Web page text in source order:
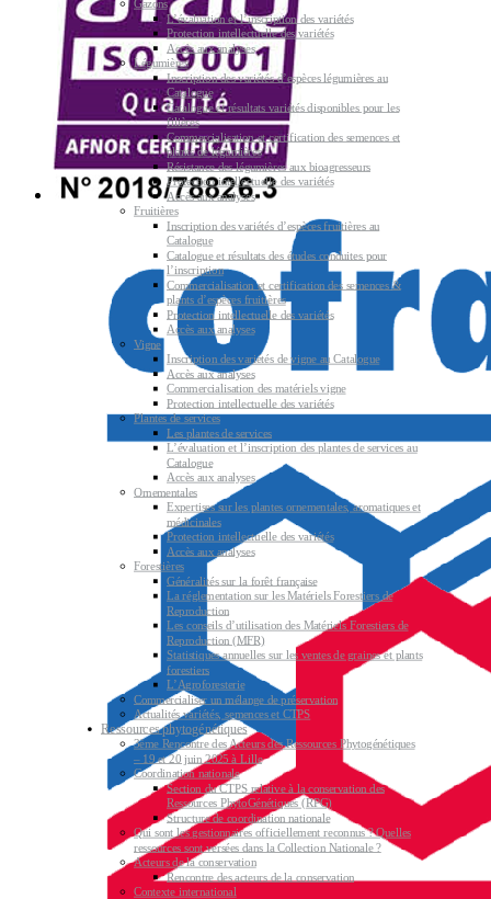
Gazons
L’évaluation et l’inscription des variétés
Protection intellectuelle des variétés
Accès aux analyses
Légumières
Inscription des variétés d’espèces légumières au
Catalogue
Catalogue et résultats variétés disponibles pour les
filières
Commercialisation et certification des semences et
plants de légumières
Résistance des légumières aux bioagresseurs
Protection intellectuelle des variétés
Accès aux analyses
Fruitières
Inscription des variétés d’espèces fruitières au
Catalogue
Catalogue et résultats des études conduites pour
l’inscription
Commercialisation et certification des semences &
plants d’espèces fruitières
Protection intellectuelle des variétés
Accès aux analyses
Vigne
Inscription des variétés de vigne au Catalogue
Accès aux analyses
Commercialisation des matériels vigne
Protection intellectuelle des variétés
Plantes de services
Les plantes de services
L’évaluation et l’inscription des plantes de services au
Catalogue
Accès aux analyses
Ornementales
Expertises sur les plantes ornementales, aromatiques et
médicinales
Protection intellectuelle des variétés
Accès aux analyses
Forestières
Généralités sur la forêt française
La réglementation sur les Matériels Forestiers de
Reproduction
Les conseils d’utilisation des Matériels Forestiers de
Reproduction (MFR)
Statistiques annuelles sur les ventes de graines et plants
forestiers
L’Agroforesterie
Commercialiser un mélange de préservation
Actualités variétés, semences et CTPS
Ressources phytogénétiques
3ème Rencontre des Acteurs des Ressources Phytogénétiques
– 19 et 20 juin 2025 à Lille
Coordination nationale
Section du CTPS relative à la conservation des
Ressources PhytoGénétiques (RPG)
Structure de coordination nationale
Qui sont les gestionnaires officiellement reconnus ? Quelles
ressources sont versées dans la Collection Nationale ?
Acteurs de la conservation
Rencontre des acteurs de la conservation
Contexte international